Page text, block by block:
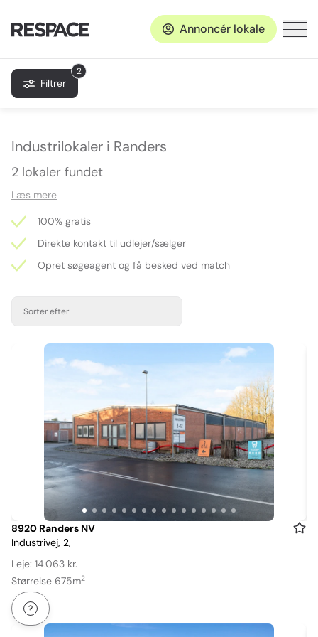
Annoncér lokale
2
Filtrer
Industrilokaler i Randers
2 lokaler fundet
Læs mere
100% gratis
Direkte kontakt til udlejer/sælger
Opret søgeagent og få besked ved match
Sorter efter
Item
1
of
16
8920 Randers NV
Industrivej, 2,
Leje: 14.063 kr.
Størrelse 675m2